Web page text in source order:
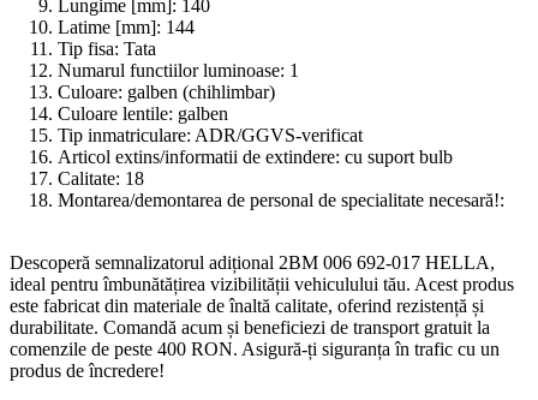
Lungime [mm]: 140
Latime [mm]: 144
Tip fisa: Tata
Numarul functiilor luminoase: 1
Culoare: galben (chihlimbar)
Culoare lentile: galben
Tip inmatriculare: ADR/GGVS-verificat
Articol extins/informatii de extindere: cu suport bulb
Calitate: 18
Montarea/demontarea de personal de specialitate necesară!:
Descoperă semnalizatorul adițional 2BM 006 692-017 HELLA,
ideal pentru îmbunătățirea vizibilității vehiculului tău. Acest produs
este fabricat din materiale de înaltă calitate, oferind rezistență și
durabilitate. Comandă acum și beneficiezi de transport gratuit la
comenzile de peste 400 RON. Asigură-ți siguranța în trafic cu un
produs de încredere!